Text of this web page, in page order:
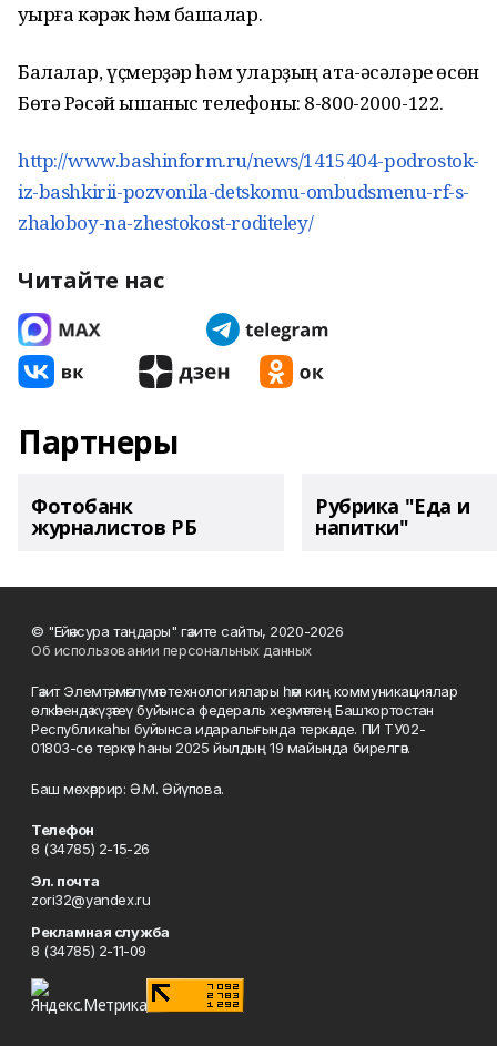
уҡырға кәрәк һәм башҡалар.
Балалар, үҫмерҙәр һәм уларҙың ата-әсәләре өсөн
Бөтә Рәсәй ышаныс телефоны: 8-800-2000-122.
http://www.bashinform.ru/news/1415404-podrostok-
iz-bashkirii-pozvonila-detskomu-ombudsmenu-rf-s-
zhaloboy-na-zhestokost-roditeley/
Читайте нас
Партнеры
Фотобанк
журналистов РБ
Рубрика "Еда и
напитки"
© "Ейәнсура таңдары" гәзите сайты, 2020-2026
Об использовании персональных данных
Гәзит Элемтә, мәғлүмәт технологиялары һәм киң коммуникациялар
өлкәһендә күҙәтеү буйынса федераль хеҙмәттең Башҡортостан
Республикаһы буйынса идаралығында теркәлде. ПИ ТУ02-
01803-сө теркәү һаны 2025 йылдың 19 майында бирелгән.
Баш мөхәррир: Ә.М. Әйүпова.
Телефон
8 (34785) 2-15-26
Эл. почта
zori32@yandex.ru
Рекламная служба
8 (34785) 2-11-09